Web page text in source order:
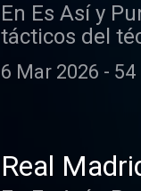
En Es Así y
tácticos del
6 Mar 2026 - 54
Real